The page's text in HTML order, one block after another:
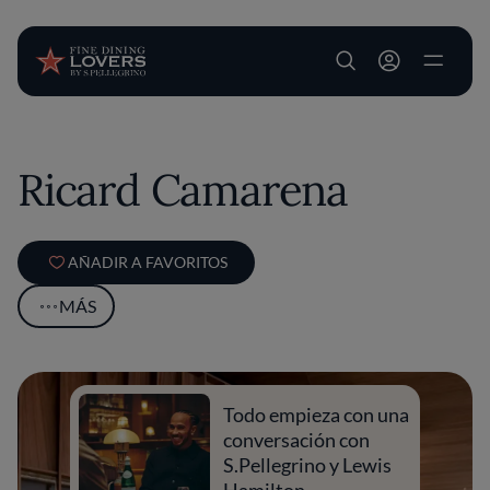
User account
Ricard Camarena
AÑADIR A FAVORITOS
MÁS
Todo empieza con una
conversación con
S.Pellegrino y Lewis